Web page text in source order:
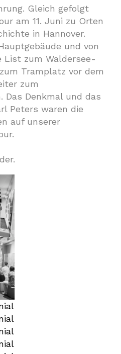
Gleich gefolgt
am 11. Juni zu Orten
in Hannover.
und von
List zum Waldersee-
Tramplatz vor dem
zum
Das Denkmal und das
Peters waren die
auf unserer